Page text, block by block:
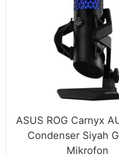
ASUS ROG Carnyx
Condenser Siyah
Mikrofon